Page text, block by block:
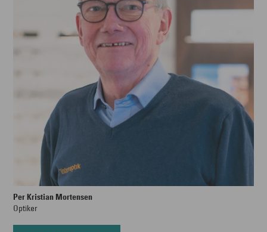
Per Kristian Mortensen
Optiker